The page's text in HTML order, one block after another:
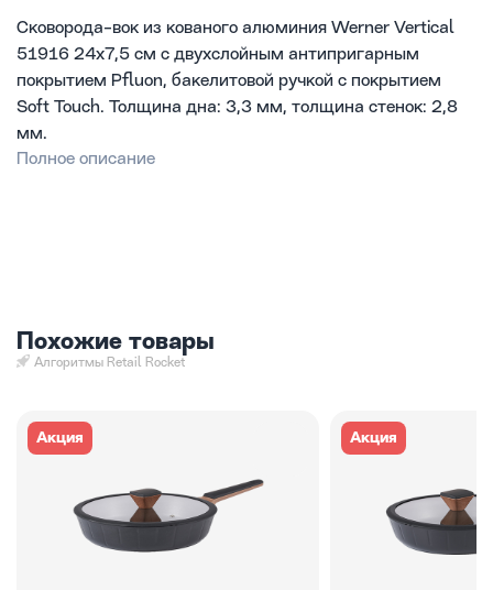
Сковорода-вок из кованого алюминия Werner Vertical
51916 24x7,5 см с двухслойным антипригарным
покрытием Pfluon, бакелитовой ручкой с покрытием
Soft Touch. Толщина дна: 3,3 мм, толщина стенок: 2,8
мм.
Полное описание
Похожие товары
Алгоритмы Retail Rocket
Акция Акция